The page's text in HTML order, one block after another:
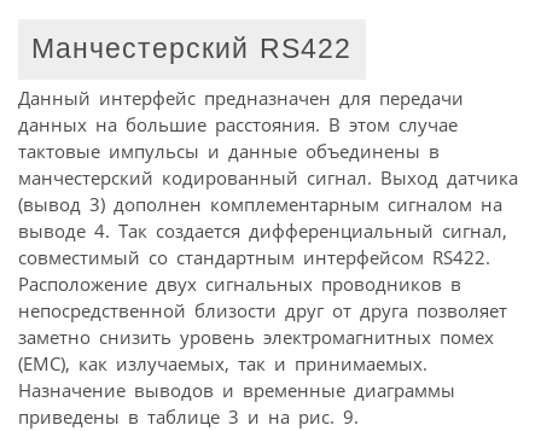
Манчестерский RS422
Данный интерфейс предназначен для передачи
данных на большие расстояния. В этом случае
тактовые импульсы и данные объединены в
манчестерский кодированный сигнал. Выход датчика
(вывод 3) дополнен комплементарным сигналом на
выводе 4. Так создается дифференциальный сигнал,
совместимый со стандартным интерфейсом RS422.
Расположение двух сигнальных проводников в
непосредственной близости друг от друга позволяет
заметно снизить уровень электромагнитных помех
(EMС), как излучаемых, так и принимаемых.
Назначение выводов и временные диаграммы
приведены в таблице 3 и на рис. 9.